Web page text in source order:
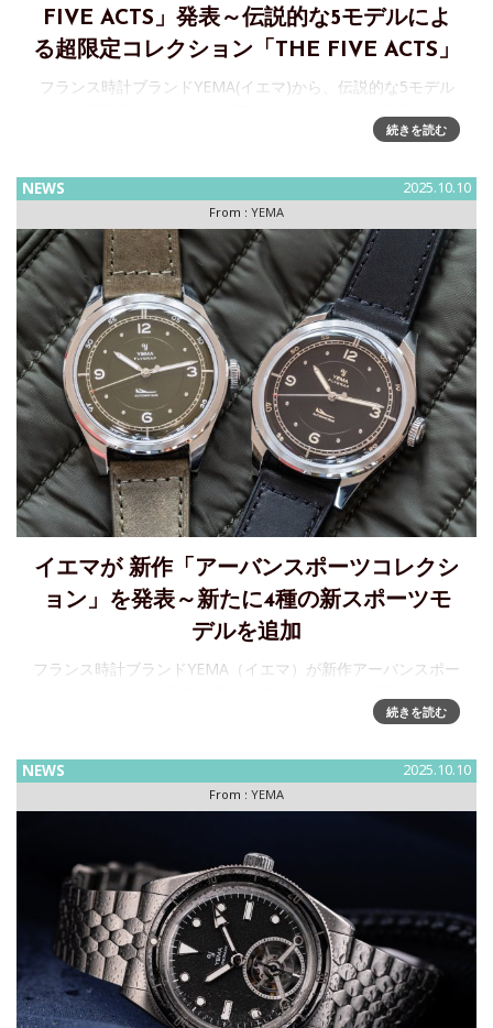
FIVE ACTS」発表～伝説的な5モデルによ
る超限定コレクション「THE FIVE ACTS」
フランス時計ブランドYEMA(イエマ)から、伝説的な5モデル
フランスの時計メーカーYEMA（イエマ）は、5本の象徴的な
続きを読む
NEWS 2025.10.10
From : YEMA
イエマが 新作「アーバンスポーツコレクシ
ョン」を発表～新たに4種の新スポーツモ
デルを追加
フランス時計ブランドYEMA（イエマ）が新作アーバンスポー
モデルコレクションを紹介フランスの時計ブランド
を発表。本シリ
続きを読む
NEWS 2025.10.10
From : YEMA